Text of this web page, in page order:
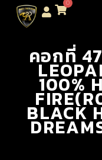
0
คอกที่
100%
BLACK